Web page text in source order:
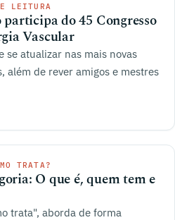
LEITURA
do 45 Congresso
Vascular
se atualizar nas mais novas
além de rever amigos e mestres
TRATA?
O que é, quem tem e
trata", aborda de forma